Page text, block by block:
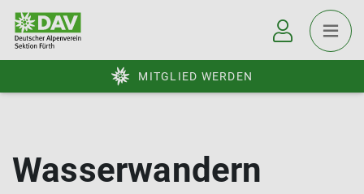
MITGLIED WERDEN
Wasserwandern